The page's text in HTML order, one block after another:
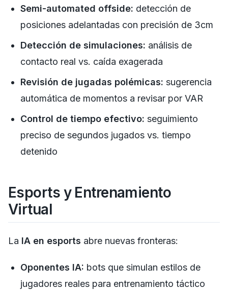
Semi-automated offside: detección de
posiciones adelantadas con precisión de 3cm
Detección de simulaciones: análisis de
contacto real vs. caída exagerada
Revisión de jugadas polémicas: sugerencia
automática de momentos a revisar por VAR
Control de tiempo efectivo: seguimiento
preciso de segundos jugados vs. tiempo
detenido
Esports y Entrenamiento
Virtual
La IA en esports abre nuevas fronteras:
Oponentes IA: bots que simulan estilos de
jugadores reales para entrenamiento táctico